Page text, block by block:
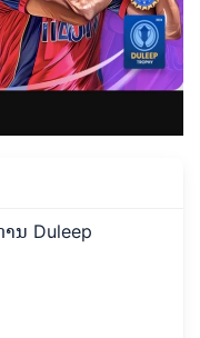
ນ Duleep